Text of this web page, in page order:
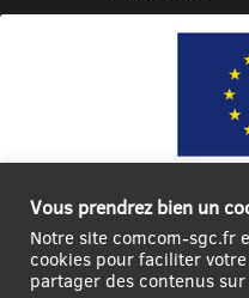
Ce site internet a été cofinancé
Européen de
Créer un
Vous prendrez bien un
Notre site comcom-sgc.fr
cookies pour faciliter
partager des contenus